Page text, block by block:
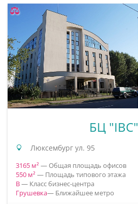
БЦ "IBC"
Люксембург ул. 95
3165 м² — Общая площадь офисов
550 м² — Площадь типового этажа
B— Класс бизнес-центра
Грушевка— Ближайшее метро